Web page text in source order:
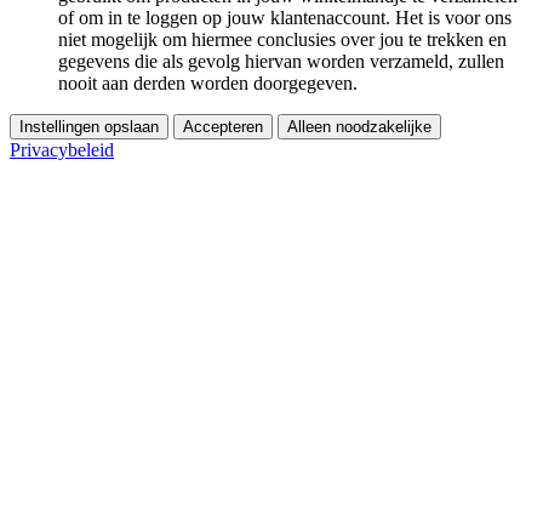
of om in te loggen op jouw klantenaccount. Het is voor ons
niet mogelijk om hiermee conclusies over jou te trekken en
gegevens die als gevolg hiervan worden verzameld, zullen
nooit aan derden worden doorgegeven.
Instellingen opslaan Accepteren Alleen noodzakelijke
Privacybeleid